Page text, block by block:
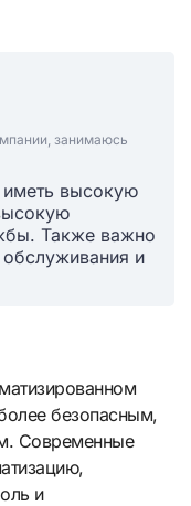
занимаюсь
высокую
Также важно
обслуживания и
безопасным,
Современные
и